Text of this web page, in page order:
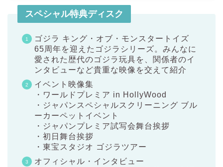
スペシャル特典ディスク
ゴジラ キング・オブ・モンスタートイズ
65周年を迎えたゴジラシリーズ。みんなに
愛された歴代のゴジラ玩具を、関係者のイ
ンタビューなど貴重な映像を交えて紹介
イベント映像集
・ワールドプレミア in HollyWood
・ジャパンスペシャルスクリーニング ブル
ーカーペットイベント
・ジャパンプレミア試写会舞台挨拶
・初日舞台挨拶
・東宝スタジオ ゴジラツアー
オフィシャル・インタビュー